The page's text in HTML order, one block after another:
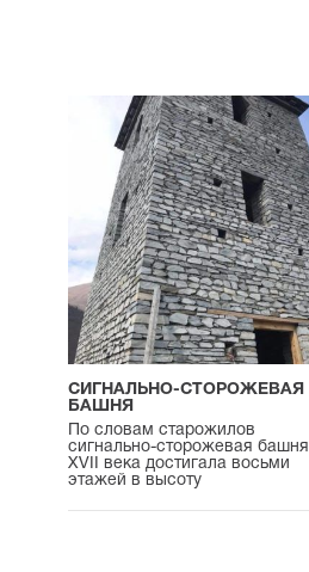
СИГНАЛЬНО-СТОРОЖЕВАЯ
БАШНЯ
По словам старожилов
сигнально-сторожевая башня
XVII века достигала восьми
этажей в высоту